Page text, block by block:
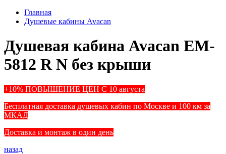
Главная
Душевые кабины Avacan
Душевая кабина Avacan EM-
5812 R N без крыши
+10% ПОВЫШЕНИЕ ЦЕН С 10 августа
Бесплатная доставка душевых кабин по Москве и 100 км за
МКАД
Доставка и монтаж в один день
назад